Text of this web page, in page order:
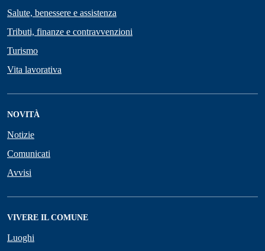
Salute, benessere e assistenza
Tributi, finanze e contravvenzioni
Turismo
Vita lavorativa
NOVITÀ
Notizie
Comunicati
Avvisi
VIVERE IL COMUNE
Luoghi